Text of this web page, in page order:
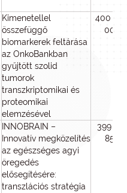
Kimenetellel
összefüggő
biomarkerek feltárása
az OnkoBankban
gyűjtött szolid
tumorok
transzkriptomikai és
proteomikai
elemzésével
400
000
INNOBRAIN –
Innovatív megközelítés
az egészséges agyi
öregedés
elősegítésére:
transzlációs stratégia
399
850